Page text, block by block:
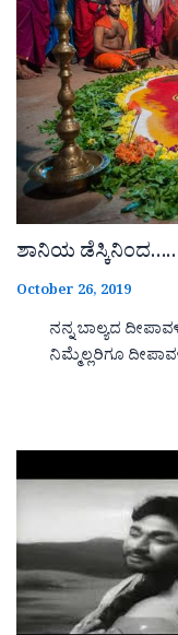
ಶಾನಿಯ
October 26, 2019
ನನ್ನ ಬಾಲ್ಯದ
ನಿಮ್ಮೆಲ್ಲರಿಗೂ